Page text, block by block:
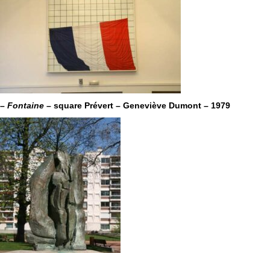
– Fontaine – square Prévert – Geneviève Dumont – 1979